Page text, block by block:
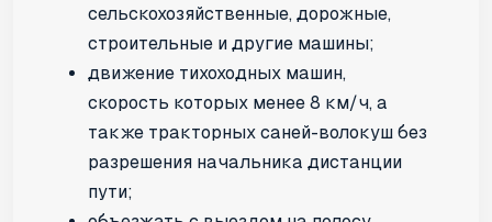
сельскохозяйственные, дорожные,
строительные и другие машины;
движение тихоходных машин,
скорость которых менее 8 км/ч, а
также тракторных саней-волокуш без
разрешения начальника дистанции
пути;